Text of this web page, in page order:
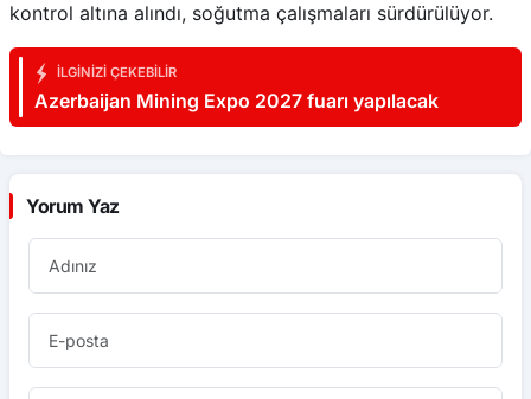
kontrol altına alındı, soğutma çalışmaları sürdürülüyor.
İLGINIZI ÇEKEBILIR
Azerbaijan Mining Expo 2027 fuarı yapılacak
Yorum Yaz